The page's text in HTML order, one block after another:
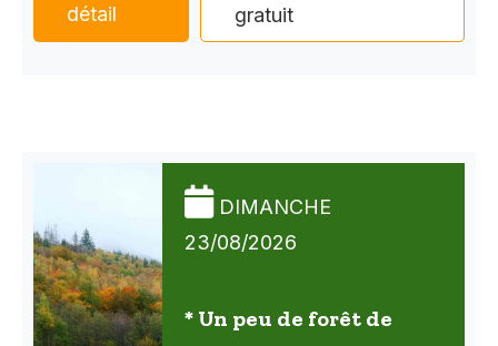
détail
gratuit
DIMANCHE
23/08/2026
* Un peu de forêt de